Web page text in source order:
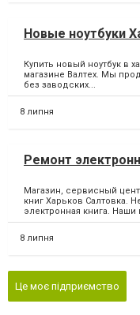
Новые ноутбуки
Купить новый ноутбук в
магазине Валтех. Мы
без заводских...
8 липня
Ремонт
Магазин, сервисный
книг Харьков Салтовка.
электронная книга. Наши
8 липня
Це моє підприємство